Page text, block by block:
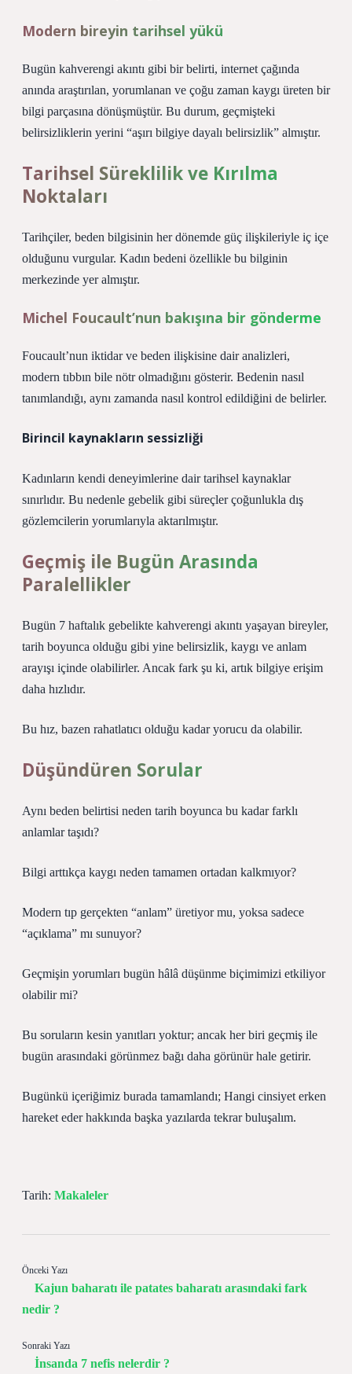
Modern bireyin tarihsel yükü
Bugün kahverengi akıntı gibi bir belirti, internet çağında
anında araştırılan, yorumlanan ve çoğu zaman kaygı üreten bir
bilgi parçasına dönüşmüştür. Bu durum, geçmişteki
belirsizliklerin yerini “aşırı bilgiye dayalı belirsizlik” almıştır.
Tarihsel Süreklilik ve Kırılma
Noktaları
Tarihçiler, beden bilgisinin her dönemde güç ilişkileriyle iç içe
olduğunu vurgular. Kadın bedeni özellikle bu bilginin
merkezinde yer almıştır.
Michel Foucault’nun bakışına bir gönderme
Foucault’nun iktidar ve beden ilişkisine dair analizleri,
modern tıbbın bile nötr olmadığını gösterir. Bedenin nasıl
tanımlandığı, aynı zamanda nasıl kontrol edildiğini de belirler.
Birincil kaynakların sessizliği
Kadınların kendi deneyimlerine dair tarihsel kaynaklar
sınırlıdır. Bu nedenle gebelik gibi süreçler çoğunlukla dış
gözlemcilerin yorumlarıyla aktarılmıştır.
Geçmiş ile Bugün Arasında
Paralellikler
Bugün 7 haftalık gebelikte kahverengi akıntı yaşayan bireyler,
tarih boyunca olduğu gibi yine belirsizlik, kaygı ve anlam
arayışı içinde olabilirler. Ancak fark şu ki, artık bilgiye erişim
daha hızlıdır.
Bu hız, bazen rahatlatıcı olduğu kadar yorucu da olabilir.
Düşündüren Sorular
Aynı beden belirtisi neden tarih boyunca bu kadar farklı
anlamlar taşıdı?
Bilgi arttıkça kaygı neden tamamen ortadan kalkmıyor?
Modern tıp gerçekten “anlam” üretiyor mu, yoksa sadece
“açıklama” mı sunuyor?
Geçmişin yorumları bugün hâlâ düşünme biçimimizi etkiliyor
olabilir mi?
Bu soruların kesin yanıtları yoktur; ancak her biri geçmiş ile
bugün arasındaki görünmez bağı daha görünür hale getirir.
Bugünkü içeriğimiz burada tamamlandı; Hangi cinsiyet erken
hareket eder hakkında başka yazılarda tekrar buluşalım.
Tarih: Makaleler
Önceki Yazı
Kajun baharatı ile patates baharatı arasındaki fark
nedir ?
Sonraki Yazı
İnsanda 7 nefis nelerdir ?